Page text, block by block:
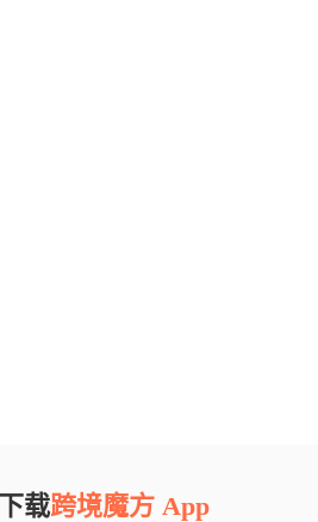
载跨境魔方 App